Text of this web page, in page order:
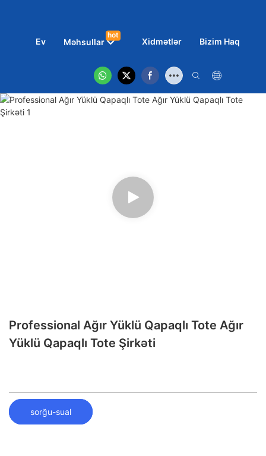
Ev Məhsullar
hot
Xidmətlər Bizim Haqqımız
Professional Ağır Yüklü Qapaqlı Tote Ağır
Yüklü Qapaqlı Tote Şirkəti
sorğu-sual